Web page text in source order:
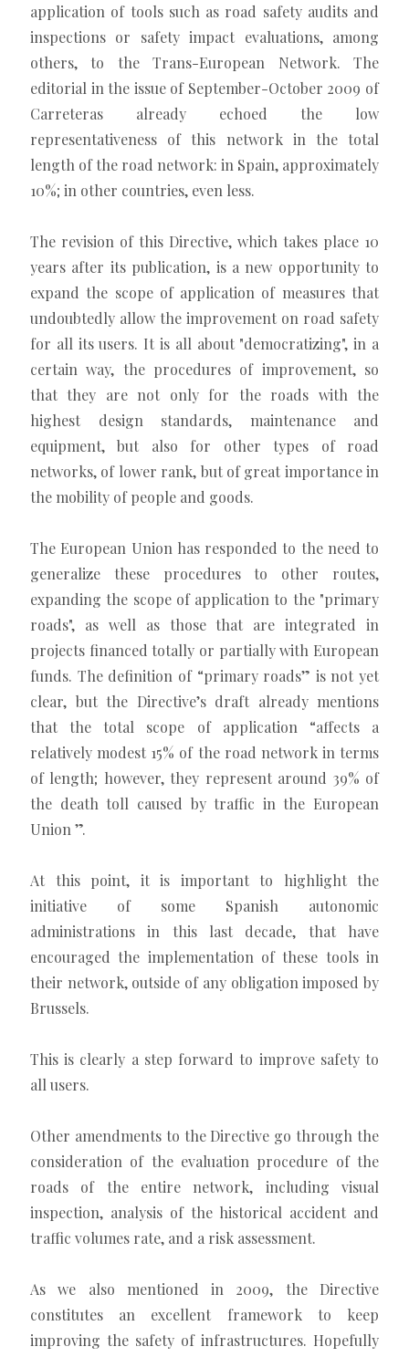
application of tools such as road safety audits and
inspections or safety impact evaluations, among
others, to the Trans-European Network. The
editorial in the issue of September-October 2009 of
Carreteras already echoed the low
representativeness of this network in the total
length of the road network: in Spain, approximately
10%; in other countries, even less.
The revision of this Directive, which takes place 10
years after its publication, is a new opportunity to
expand the scope of application of measures that
undoubtedly allow the improvement on road safety
for all its users. It is all about "democratizing", in a
certain way, the procedures of improvement, so
that they are not only for the roads with the
highest design standards, maintenance and
equipment, but also for other types of road
networks, of lower rank, but of great importance in
the mobility of people and goods.
The European Union has responded to the need to
generalize these procedures to other routes,
expanding the scope of application to the "primary
roads", as well as those that are integrated in
projects financed totally or partially with European
funds. The definition of “primary roads” is not yet
clear, but the Directive’s draft already mentions
that the total scope of application “affects a
relatively modest 15% of the road network in terms
of length; however, they represent around 39% of
the death toll caused by traffic in the European
Union ”.
At this point, it is important to highlight the
initiative of some Spanish autonomic
administrations in this last decade, that have
encouraged the implementation of these tools in
their network, outside of any obligation imposed by
Brussels.
This is clearly a step forward to improve safety to
all users.
Other amendments to the Directive go through the
consideration of the evaluation procedure of the
roads of the entire network, including visual
inspection, analysis of the historical accident and
traffic volumes rate, and a risk assessment.
As we also mentioned in 2009, the Directive
constitutes an excellent framework to keep
improving the safety of infrastructures. Hopefully